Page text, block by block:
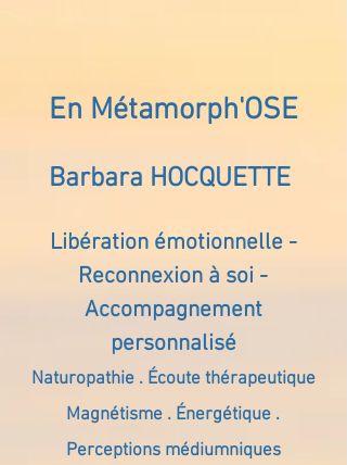
En Métamorph'OSE
Barbara HOCQUETTE
Libération émotionnelle -
Reconnexion à soi -
Accompagnement
personnalisé
Naturopathie . Écoute thérapeutique
Magnétisme . Énergétique .
Perceptions médiumniques